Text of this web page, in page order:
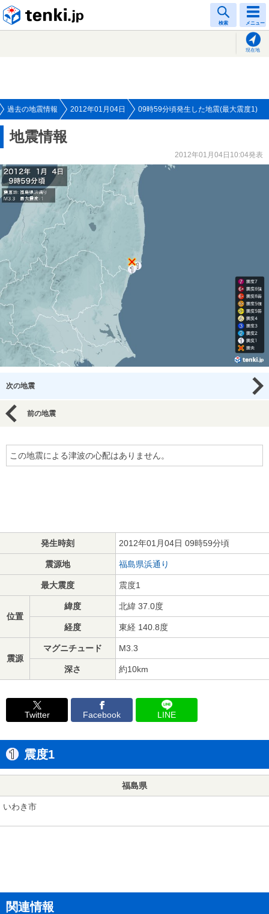
検索 メニュー
現在地
過去の地震情報 2012年01月04日 09時59分頃発生した地震(最大震度1)
地震情報
2012年01月04日10:04発表
次の地震
前の地震
この地震による津波の心配はありません。
発生時刻 2012年01月04日 09時59分頃
震源地 福島県浜通り
最大震度 震度1
位置
緯度 北緯 37.0度
経度 東経 140.8度
震源
マグニチュード M3.3
深さ 約10km
Twitter Facebook LINE
震度1
福島県
いわき市
関連情報